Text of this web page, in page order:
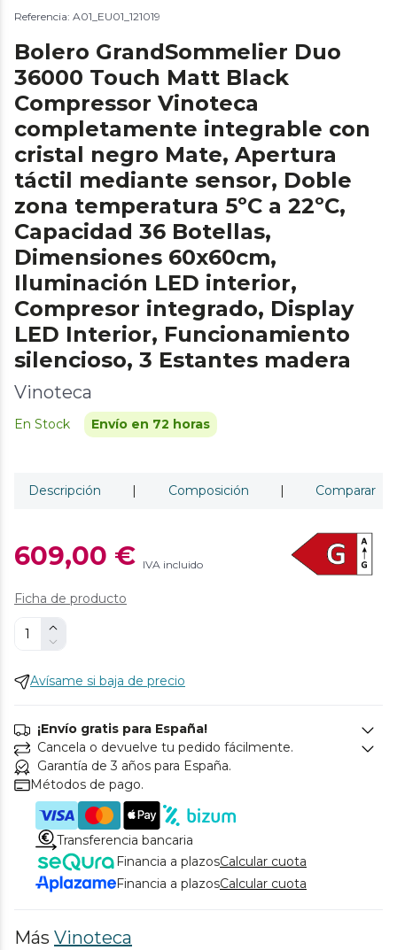
Referencia: A01_EU01_121019
Bolero GrandSommelier Duo
36000 Touch Matt Black
Compressor Vinoteca
completamente integrable con
cristal negro Mate, Apertura
táctil mediante sensor, Doble
zona temperatura 5ºC a 22ºC,
Capacidad 36 Botellas,
Dimensiones 60x60cm,
Iluminación LED interior,
Compresor integrado, Display
LED Interior, Funcionamiento
silencioso, 3 Estantes madera
Vinoteca
En Stock Envío en 72 horas
Descripción | Composición | Comparar
609,00 € IVA incluido
Ficha de producto
Avísame si baja de precio
¡Envío gratis para España!
Cancela o devuelve tu pedido fácilmente.
Garantía de 3 años para España.
Métodos de pago.
Transferencia bancaria
Financia a plazosCalcular cuota
Financia a plazosCalcular cuota
Más Vinoteca